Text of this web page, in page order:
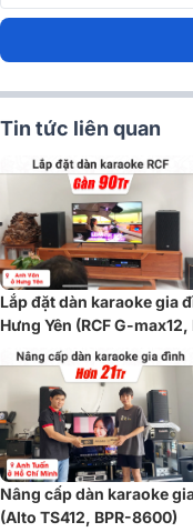
3, Vang Số BIK BPR-
Vang số BIK BPR-5800
gia đình, quán karaoke
nghiệm âm thanh sống
Với công nghệ xử lý âm
cao chất lượng âm
khiển từ xa tiện lợi, cho
Tin tức liên quan
Lắp đặt dàn karaoke gia
Hưng Yên (RCF G-
12SP, BIK BJ-U500II,...)
Nâng cấp dàn karaoke
(Alto TS412, BPR-8600)